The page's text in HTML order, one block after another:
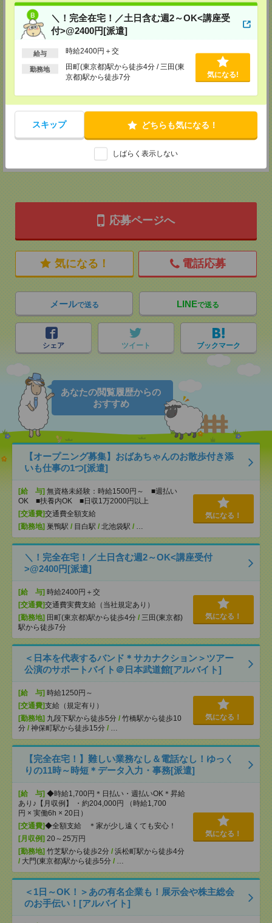
＼！完全在宅！／土日含む週2～OK<講座受
付>@2400円[派遣]
給与 時給2400円＋交
勤務地
田町(東京都)駅から徒歩4分 / 三田(東
京都)駅から徒歩7分
気になる!
スキップ どちらも気になる！
しばらく表示しない
メディカルケア事業部 町田オフィス
東京都町田市森野1-7-23 大樹生命町田ビル6F
TEL：0120-453-285
担当：採用担当
メディカルケア事業部 横浜オフィス
神奈川県横浜市保土ケ谷区神戸町134 横浜ビジネスパークサウスタワー
MAIL：
tenshoku@nikken-ts.jp
登録交通費
★今ならご来社登録でQUOカード2000円分をプレゼント中★
応募ページへ
気になる！ 電話応募
メールで送る LINEで送る
シェア ツイート ブックマーク
あなたの閲覧履歴からの
おすすめ
【オープニング募集】おばあちゃんのお散歩付き添
いも仕事の1つ[派遣]
[給 与] 無資格未経験：時給1500円～ ■週払い
OK ■扶養内OK ■日収1万2000円以上
[交通費]交通費全額支給
[勤務地] 巣鴨駅 / 目白駅 / 北池袋駅 / …
気になる！
＼！完全在宅！／土日含む週2～OK<講座受付
>@2400円[派遣]
[給 与] 時給2400円＋交
[交通費]交通費実費支給（当社規定あり）
[勤務地] 田町(東京都)駅から徒歩4分 / 三田(東京都)
駅から徒歩7分
気になる！
＜日本を代表するバンド＊サカナクション＞ツアー
公演のサポートバイト＠日本武道館[アルバイト]
[給 与] 時給1250円～
[交通費]支給（規定有り）
[勤務地] 九段下駅から徒歩5分 / 竹橋駅から徒歩10
分 / 神保町駅から徒歩15分 / …
気になる！
【完全在宅！】難しい業務なし＆電話なし！ゆっく
りの11時～時短＊データ入力・事務[派遣]
[給 与] ◆時給1,700円＊日払い・週払いOK＊昇給
あり♪【月収例】 ・約204,000円 （時給1,700
円 × 実働6h × 20日）
[交通費]◆全額支給 ＊家が少し遠くても安心！
[月収例] 20～25万円
[勤務地] 竹芝駅から徒歩2分 / 浜松町駅から徒歩4分
/ 大門(東京都)駅から徒歩5分 / …
気になる！
＜1日～OK！＞あの有名企業も！展示会や株主総会
のお手伝い！[アルバイト]